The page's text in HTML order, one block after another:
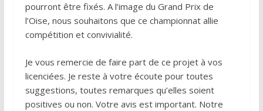
pourront être fixés. A l’image du Grand Prix de
l’Oise, nous souhaitons que ce championnat allie
compétition et convivialité.
Je vous remercie de faire part de ce projet à vos
licenciées. Je reste à votre écoute pour toutes
suggestions, toutes remarques qu’elles soient
positives ou non. Votre avis est important. Notre